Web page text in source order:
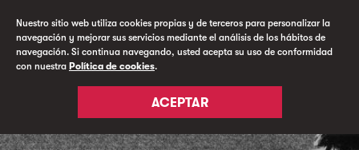
Nuestro sitio web utiliza cookies propias y de terceros para personalizar la
navegación y mejorar sus servicios mediante el análisis de los hábitos de
navegación. Si continua navegando, usted acepta su uso de conformidad
con nuestra Política de cookies.
ACEPTAR